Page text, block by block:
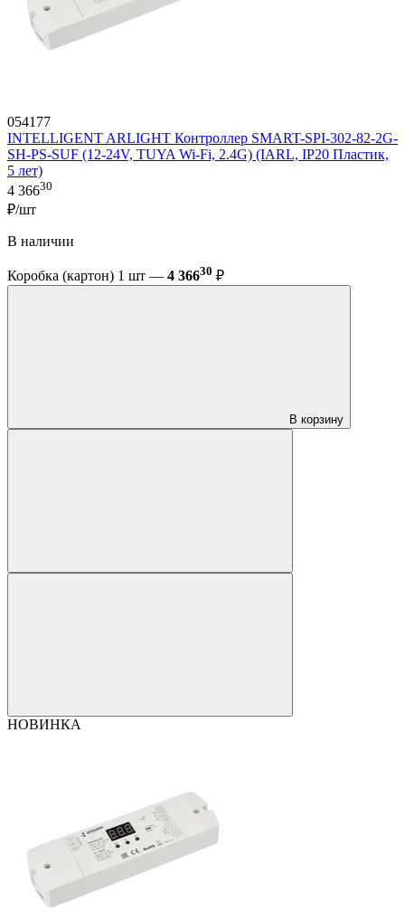
054177
INTELLIGENT ARLIGHT Контроллер SMART-SPI-302-82-2G-
SH-PS-SUF (12-24V, TUYA Wi-Fi, 2.4G) (IARL, IP20 Пластик,
5 лет)
4 36630
₽/шт
В наличии
Коробка (картон) 1 шт — 4 36630 ₽
В корзину
НОВИНКА